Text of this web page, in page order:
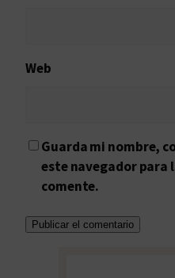
Web
Guarda mi nombre,
este navegador para
comente.